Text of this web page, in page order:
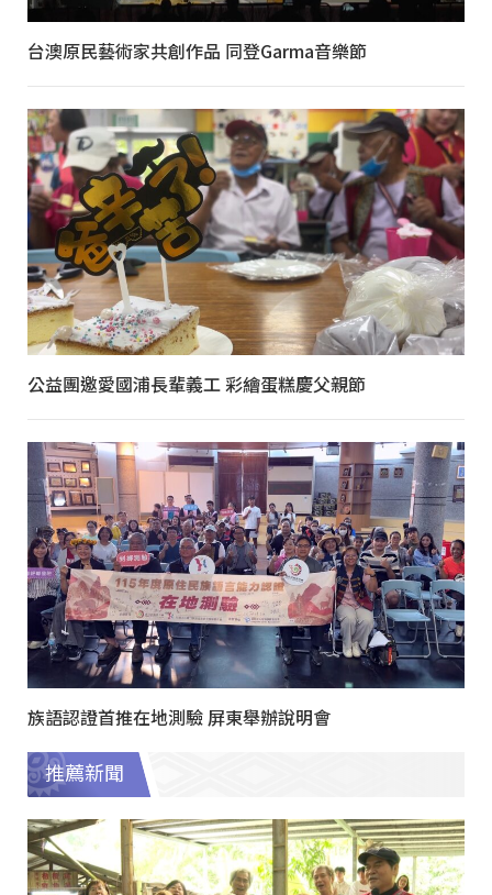
台澳原民藝術家共創作品 同登Garma音樂節
公益團邀愛國浦長輩義工 彩繪蛋糕慶父親節
族語認證首推在地測驗 屏東舉辦說明會
推薦新聞